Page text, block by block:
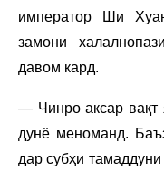
император Ши
замони
давом кард.
— Чинро аксар вақт
дунё меноманд.
дар субҳи